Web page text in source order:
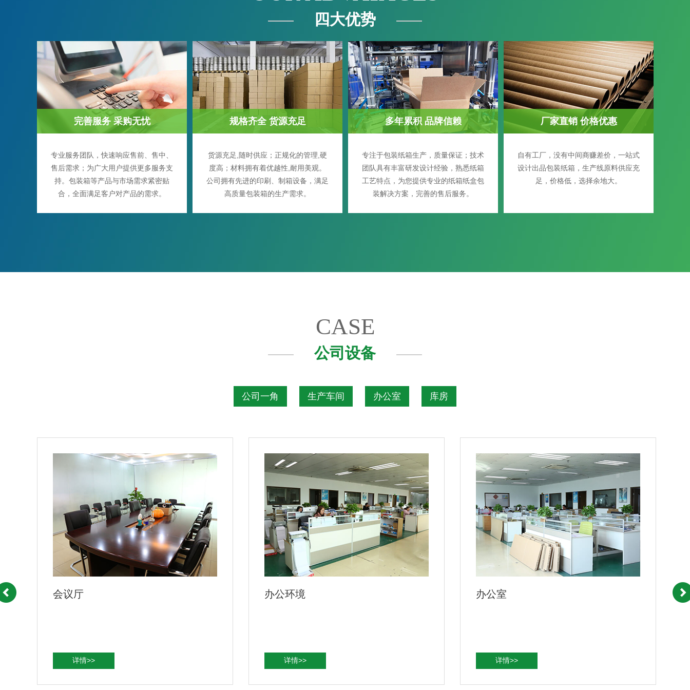
四大优势
完善服务 采购无忧
专业服务团队，快速响应售前、售中、
售后需求；为广大用户提供更多服务支
持。包装箱等产品与市场需求紧密贴
合，全面满足客户对产品的需求。
规格齐全 货源充足
货源充足,随时供应；正规化的管理,硬
度高；材料拥有着优越性,耐用美观。
公司拥有先进的印刷、制箱设备，满足
高质量包装箱的生产需求。
多年累积 品牌信赖
专注于包装纸箱生产，质量保证；技术
团队具有丰富研发设计经验，熟悉纸箱
工艺特点，为您提供专业的纸箱纸盒包
装解决方案，完善的售后服务。
厂家直销 价格优惠
自有工厂，没有中间商赚差价，一站式
设计出品包装纸箱，生产线原料供应充
足，价格低，选择余地大。
CASE
公司设备
公司一角 生产车间 办公室 库房